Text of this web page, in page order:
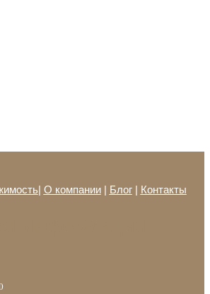
| О компании| Блог| Контакты